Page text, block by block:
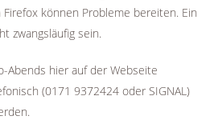
können Probleme bereiten. Ein
zwangsläufig sein.
Abends hier auf der Webseite
(0171 9372424 oder SIGNAL)